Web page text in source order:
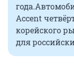
Accent
корейского
для